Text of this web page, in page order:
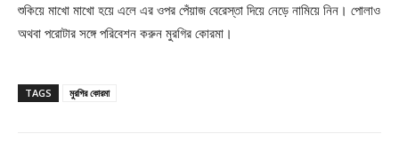
শুকিয়ে মাখো মাখো হয়ে এলে এর ওপর পেঁয়াজ বেরেস্তা দিয়ে নেড়ে নামিয়ে নিন। পোলাও
অথবা পরোটার সঙ্গে পরিবেশন করুন মুরগির কোরমা।
TAGS মুরগির কোরমা